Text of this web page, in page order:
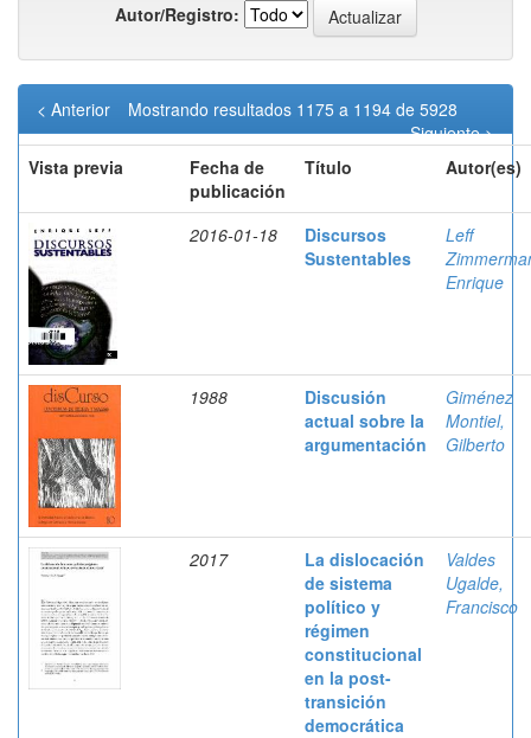
Autor/Registro:
Mostrando resultados 1175 a 1194 de 5928
< Anterior
Siguiente >
Vista previa
Fecha de
publicación
Título Autor(es)
2016-01-18
Discursos
Sustentables
Leff
Enrique
1988
Discusión
actual sobre la
argumentación
Giménez
Montiel,
Gilberto
2017
La dislocación
de sistema
político y
régimen
constitucional
en la post-
transición
democrática
Valdes
Ugalde,
Francisco